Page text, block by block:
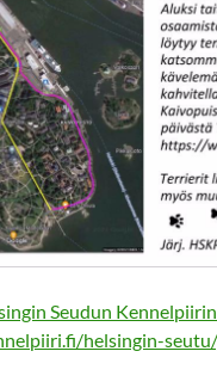
Seudun
helsingin-